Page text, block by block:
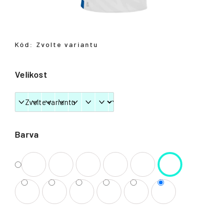
Barva
Velikost
Kód: Zvolte variantu